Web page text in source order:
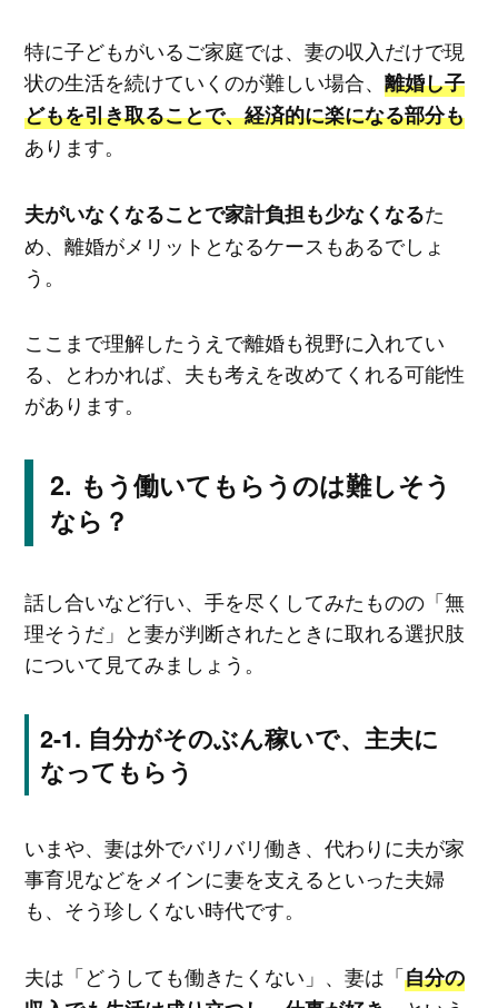
特に子どもがいるご家庭では、妻の収入だけで現
状の生活を続けていくのが難しい場合、 離婚し子
どもを引き取ることで、経済的に楽になる部分も
あります。
夫がいなくなることで家計負担も少なくなるた
め、離婚がメリットとなるケースもあるでしょ
う。
ここまで理解したうえで離婚も視野に入れてい
る、とわかれば、夫も考えを改めてくれる可能性
があります。
もう働いてもらうのは難しそう
なら？
話し合いなど行い、手を尽くしてみたものの「無
理そうだ」と妻が判断されたときに取れる選択肢
について見てみましょう。
自分がそのぶん稼いで、主夫に
なってもらう
いまや、妻は外でバリバリ働き、代わりに夫が家
事育児などをメインに妻を支えるといった夫婦
も、そう珍しくない時代です。
夫は「どうしても働きたくない」、妻は「自分の